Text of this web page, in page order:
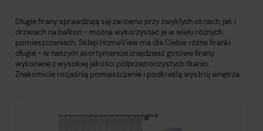
Długie firany sprawdzają się zarówno przy zwykłych oknach, jak i
drzwiach na balkon - można wykorzystać je w wielu różnych
pomieszczeniach. Sklep HomeView ma dla Ciebie różne firanki
długie - w naszym asortymencie znajdziesz gotowe firany
wykonane z wysokiej jakości półprzezroczystych tkanin.
Znakomicie rozjaśnią pomieszczenie i podkreślą wystrój wnętrza.